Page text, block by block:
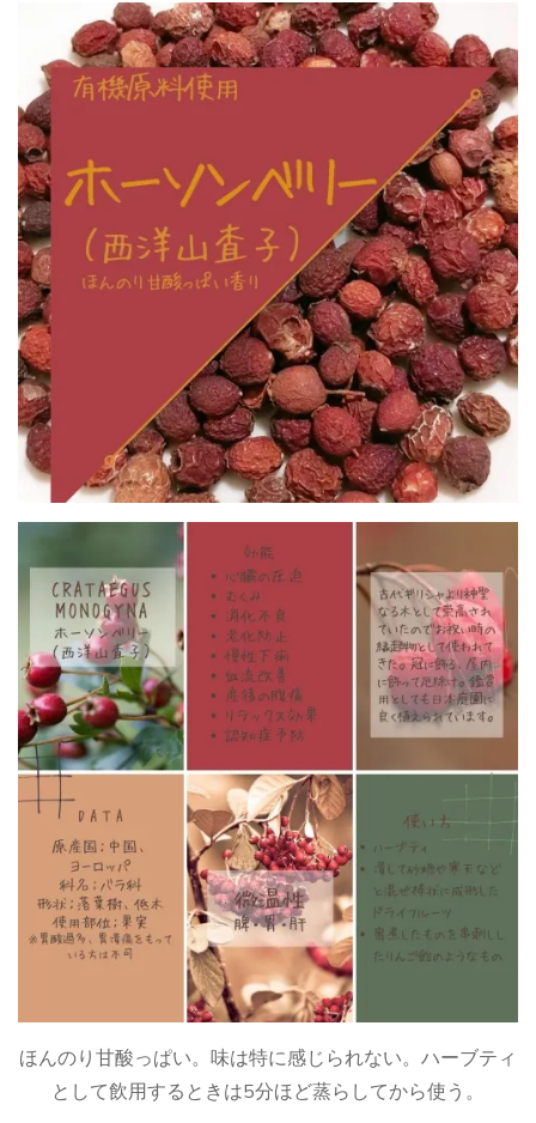
ほんのり甘酸っぱい。味は特に感じられない。ハーブティ
として飲用するときは5分ほど蒸らしてから使う。